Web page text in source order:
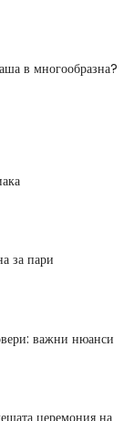
в многообразна?
за пари
важни нюанси